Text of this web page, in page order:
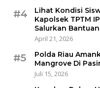
#4
Lihat Kondisi
Kapolsek TPTM
Salurkan
April 21, 2026
#5
Polda Riau
Mangrove Di
Juli 15, 2026